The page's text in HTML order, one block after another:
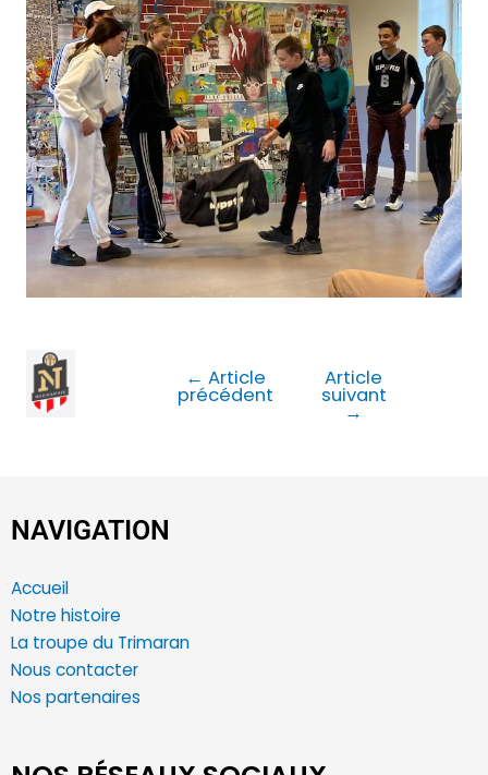
← Article
précédent
Article
suivant
→
NAVIGATION
Accueil
Notre histoire
La troupe du Trimaran
Nous contacter
Nos partenaires